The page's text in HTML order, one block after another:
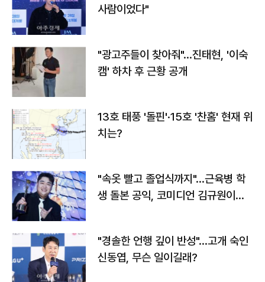
사람이었다"
"광고주들이 찾아줘"…진태현, '이숙
캠' 하차 후 근황 공개
13호 태풍 '돌핀'·15호 '찬홈' 현재 위
치는?
"속옷 빨고 졸업식까지"…근육병 학
생 돌본 공익, 코미디언 김규원이었
"경솔한 언행 깊이 반성"…고개 숙인
신동엽, 무슨 일이길래?